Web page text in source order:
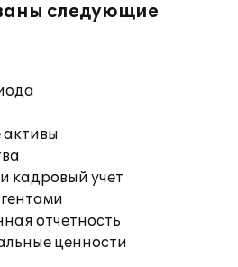
следующие
кадровый учет
отчетность
ценности